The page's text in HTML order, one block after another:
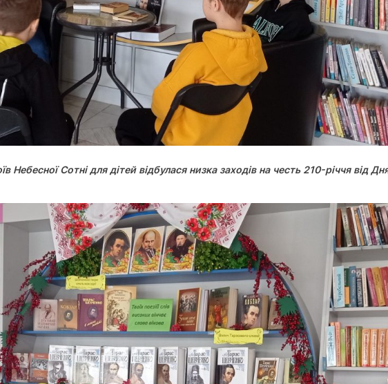
Небесної Сотні для дітей відбулася низка заходів на честь 210-річчя від